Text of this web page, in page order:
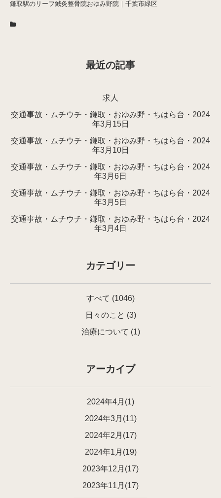
鎌取駅のリーフ鍼灸整骨院おゆみ野院｜千葉市緑区
最近の記事
求人
交通事故・ムチウチ・鎌取・おゆみ野・ちはら台・2024
年3月15日
交通事故・ムチウチ・鎌取・おゆみ野・ちはら台・2024
年3月10日
交通事故・ムチウチ・鎌取・おゆみ野・ちはら台・2024
年3月6日
交通事故・ムチウチ・鎌取・おゆみ野・ちはら台・2024
年3月5日
交通事故・ムチウチ・鎌取・おゆみ野・ちはら台・2024
年3月4日
カテゴリー
すべて (1046)
日々のこと (3)
治療について (1)
アーカイブ
2024年4月(1)
2024年3月(11)
2024年2月(17)
2024年1月(19)
2023年12月(17)
2023年11月(17)